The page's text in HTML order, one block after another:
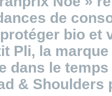
de
bio et
Pli, la
dans le temps
& Shoulders